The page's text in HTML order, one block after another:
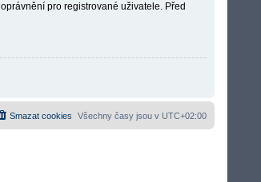
pro registrované uživatele. Před
Všechny časy jsou v UTC+02:00
Smazat cookies